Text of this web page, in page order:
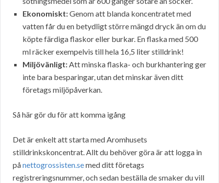
Ekonomiskt:Genom att blanda koncentratet med
vatten får du en betydligt större mängd dryck än om du
köpte färdiga flaskor eller burkar. En flaska med 500
ml räcker exempelvis till hela 16,5 liter stilldrink!
Miljövänligt:Att minska flaska- och burkhantering ger
inte bara besparingar, utan det minskar även ditt
företags miljöpåverkan.
Så här gör du för att komma igång
Det är enkelt att starta med Aromhusets
stilldrinkskoncentrat. Allt du behöver göra är att logga in
pånettogrossisten.semed ditt företags
registreringsnummer, och sedan beställa de smaker du vill